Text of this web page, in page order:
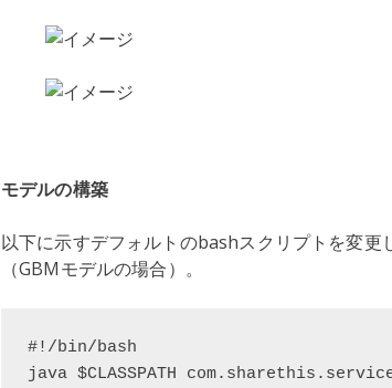
モデルの構築
以下に示すデフォルトのbashスクリプトを変更
（GBMモデルの場合）。
#!/bin/bash
java $CLASSPATH